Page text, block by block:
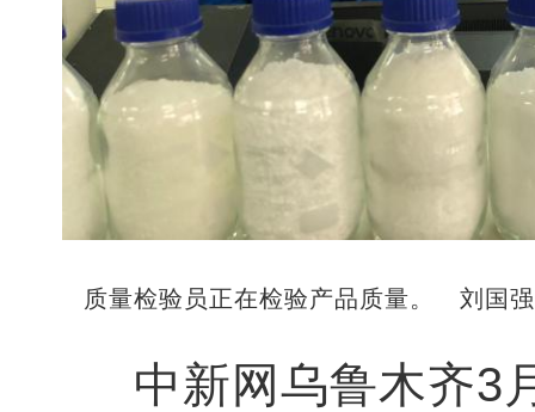
质量检验员正在检验产品质量。 刘国
中新网乌鲁木齐3